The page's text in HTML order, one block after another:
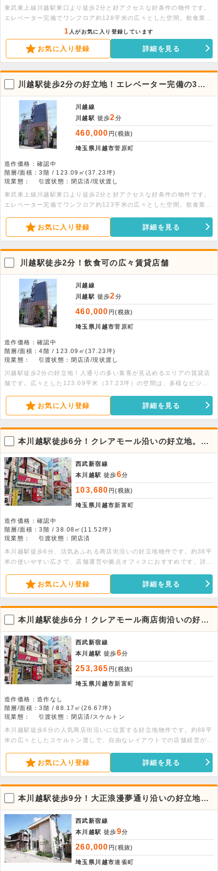
東武東上線川越駅東口より徒歩2分と好アクセスな好条件の物件です。
エレベーター完備でワンフロア約128平米の広々とした空間。飲食業を
はじめ幅広い業種に対応可能な物件です。お気軽にお問い合わせくださ
い。
1 人がお気に入り登録しています
お気に入り登録 詳細を見る
川越駅徒歩2分の好立地！エレベーター完備の3階
店舗スペース
川越線
川越駅 徒歩2分
460,000 円(税抜)
埼玉県川越市菅原町
造作価格：確認中
階層/面積：3階 / 123.09㎡(37.23坪)
現業態：
引渡状態：閉店済/現状渡し
東武東上線川越駅東口より徒歩2分と好アクセスな好条件の物件です。
エレベーター完備でワンフロア約123平米の広々とした空間。飲食業を
お気に入り登録 詳細を見る
川越駅徒歩2分！飲食可の広々賃貸店舗
川越線
川越駅 徒歩2分
460,000 円(税抜)
埼玉県川越市菅原町
造作価格：確認中
階層/面積：4階 / 123.09㎡(37.23坪)
現業態：
引渡状態：閉店済/現状渡し
川越駅徒歩2分の好立地！人通りの多い集客が見込めるエリアの賃貸店
舗です。広々とした123.09平米（37.23坪）の空間は、多様なビジネ
す。飲食店含め、幅広い業種のご相談が可能です。まずはお気軽にお問
い合わせください。
お気に入り登録 詳細を見る
本川越駅徒歩6分！クレアモール沿いの好立地。3
階貸店舗事務所
西武新宿線
本川越駅 徒歩6分
103,680 円(税抜)
埼玉県川越市新富町
造作価格：確認中
階層/面積：3階 / 38.08㎡(11.52坪)
現業態：
引渡状態：閉店済
本川越駅徒歩6分、活気あふれる商店街沿いの好立地物件です。約38平
米の使いやすい広さで、店舗運営や拠点オフィスにおすすめです。詳細
お気に入り登録 詳細を見る
本川越駅徒歩6分！クレアモール商店街沿いの好立
地。3階貸店舗事務所
西武新宿線
本川越駅 徒歩6分
253,365 円(税抜)
埼玉県川越市新富町
造作価格：造作なし
階層/面積：3階 / 88.17㎡(26.67坪)
現業態：
引渡状態：閉店済/スケルトン
本川越駅徒歩6分の人気商店街沿いに位置する好立地物件です。約88平
米の広々としたスケルトン渡しで、自由なレイアウトでの店舗経営が叶
お気に入り登録 詳細を見る
本川越駅徒歩9分！大正浪漫夢通り沿いの好立地。
1階貸店舗事務所
西武新宿線
本川越駅 徒歩9分
260,000 円(税抜)
埼玉県川越市連雀町